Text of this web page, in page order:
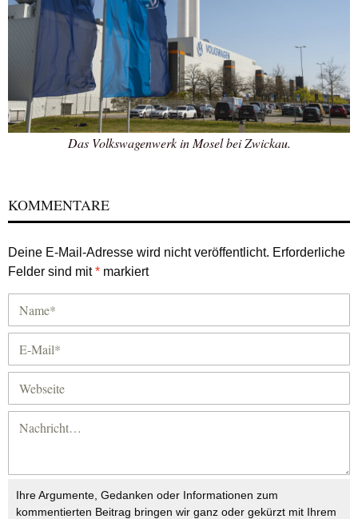
Das Volkswagenwerk in Mosel bei Zwickau.
KOMMENTARE
Deine E-Mail-Adresse wird nicht veröffentlicht. Erforderliche
Felder sind mit* markiert
Ihre Argumente, Gedanken oder Informationen zum
kommentierten Beitrag bringen wir ganz oder gekürzt mit Ihrem